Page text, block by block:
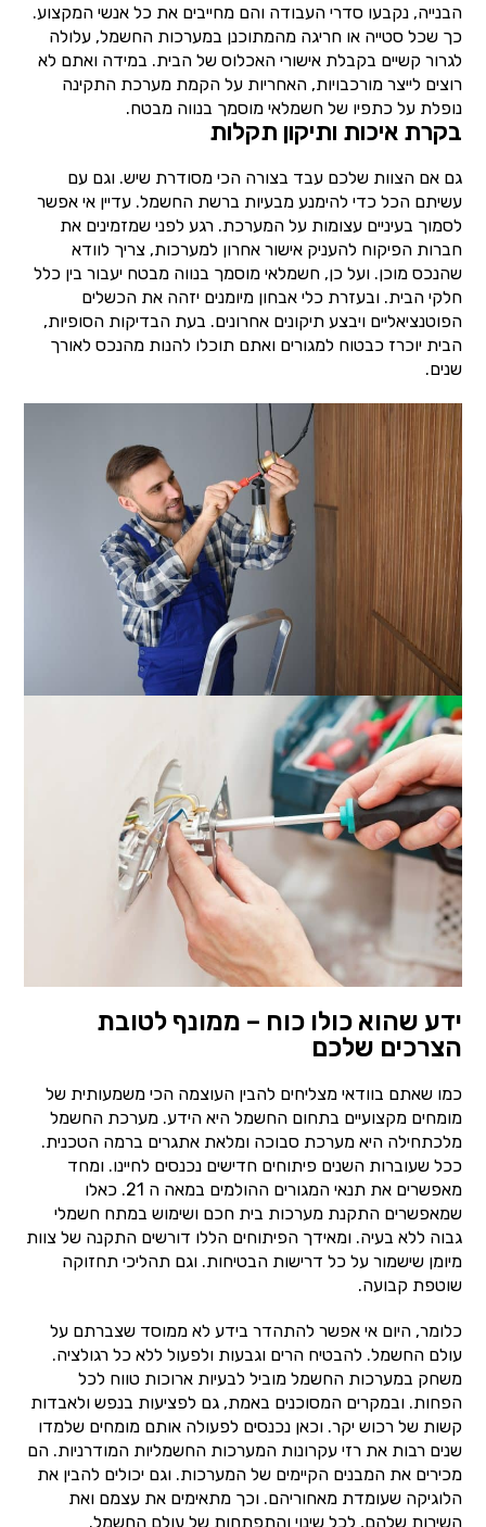
הבנייה, נקבעו סדרי העבודה והם מחייבים את כל אנשי המקצוע.
כך שכל סטייה או חריגה מהמתוכנן במערכות החשמל, עלולה
לגרור קשיים בקבלת אישורי האכלוס של הבית. במידה ואתם לא
רוצים לייצר מורכבויות, האחריות על הקמת מערכת התקינה
נופלת על כתפיו של חשמלאי מוסמך בנווה מבטח.
בקרת איכות ותיקון תקלות
גם אם הצוות שלכם עבד בצורה הכי מסודרת שיש. וגם עם
עשיתם הכל כדי להימנע מבעיות ברשת החשמל. עדיין אי אפשר
לסמוך בעיניים עצומות על המערכת. רגע לפני שמזמינים את
חברות הפיקוח להעניק אישור אחרון למערכות, צריך לוודא
שהנכס מוכן. ועל כן, חשמלאי מוסמך בנווה מבטח יעבור בין כלל
חלקי הבית. ובעזרת כלי אבחון מיומנים יזהה את הכשלים
הפוטנציאליים ויבצע תיקונים אחרונים. בעת הבדיקות הסופיות,
הבית יוכרז כבטוח למגורים ואתם תוכלו להנות מהנכס לאורך
שנים.
ידע שהוא כולו כוח – ממונף לטובת
הצרכים שלכם
כמו שאתם בוודאי מצליחים להבין העוצמה הכי משמעותית של
מומחים מקצועיים בתחום החשמל היא הידע. מערכת החשמל
מלכתחילה היא מערכת סבוכה ומלאת אתגרים ברמה הטכנית.
ככל שעוברות השנים פיתוחים חדישים נכנסים לחיינו. ומחד
מאפשרים את תנאי המגורים ההולמים במאה ה 21. כאלו
שמאפשרים התקנת מערכות בית חכם ושימוש במתח חשמלי
גבוה ללא בעיה. ומאידך הפיתוחים הללו דורשים התקנה של צוות
מיומן שישמור על כל דרישות הבטיחות. וגם תהליכי תחזוקה
שוטפת קבועה.
כלומר, היום אי אפשר להתהדר בידע לא ממוסד שצברתם על
עולם החשמל. להבטיח הרים וגבעות ולפעול ללא כל רגולציה.
משחק במערכות החשמל מוביל לבעיות ארוכות טווח לכל
הפחות. ובמקרים המסוכנים באמת, גם לפציעות בנפש ולאבדות
קשות של רכוש יקר. וכאן נכנסים לפעולה אותם מומחים שלמדו
שנים רבות את רזי עקרונות המערכות החשמליות המודרניות. הם
מכירים את המבנים הקיימים של המערכות. וגם יכולים להבין את
הלוגיקה שעומדת מאחוריהם. וכך מתאימים את עצמם ואת
השירות שלהם, לכל שינוי והתפתחות של עולם החשמל.